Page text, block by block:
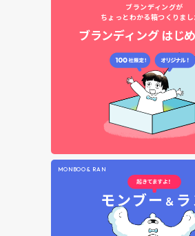
ブランディングが
ちょっとわかる箱つくりまし
ブランディング はじ
MONBOO & RAN
モンブー ＆